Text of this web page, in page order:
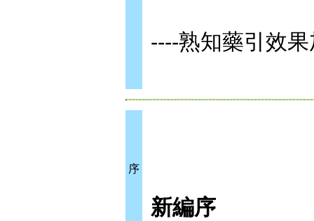
----熟知藥引
序
新編序